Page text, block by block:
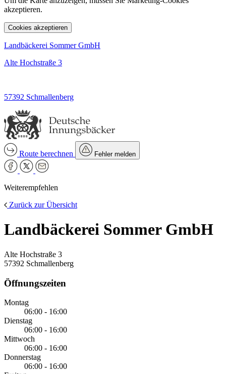
akzeptieren.
Cookies akzeptieren
Landbäckerei Sommer GmbH
Alte Hochstraße 3
57392 Schmallenberg
Route berechnen Fehler melden
Weiterempfehlen
Zurück zur Übersicht
Landbäckerei Sommer GmbH
Alte Hochstraße 3
57392 Schmallenberg
Öffnungszeiten
Montag
06:00 - 16:00
Dienstag
06:00 - 16:00
Mittwoch
06:00 - 16:00
Donnerstag
06:00 - 16:00